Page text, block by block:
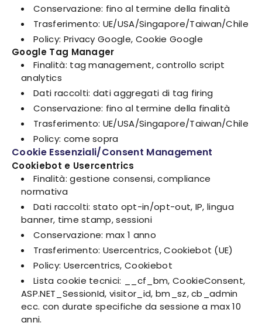
Conservazione: fino al termine della finalità
Trasferimento: UE/USA/Singapore/Taiwan/Chile
Policy: Privacy Google, Cookie Google
Google Tag Manager
Finalità: tag management, controllo script
analytics
Dati raccolti: dati aggregati di tag firing
Conservazione: fino al termine della finalità
Trasferimento: UE/USA/Singapore/Taiwan/Chile
Policy: come sopra
Cookie Essenziali/Consent Management
Cookiebot e Usercentrics
Finalità: gestione consensi, compliance
normativa
Dati raccolti: stato opt-in/opt-out, IP, lingua
banner, time stamp, sessioni
Conservazione: max 1 anno
Trasferimento: Usercentrics, Cookiebot (UE)
Policy: Usercentrics, Cookiebot
Lista cookie tecnici: __cf_bm, CookieConsent,
ASP.NET_SessionId, visitor_id, bm_sz, cb_admin
ecc. con durate specifiche da sessione a max 10
anni.